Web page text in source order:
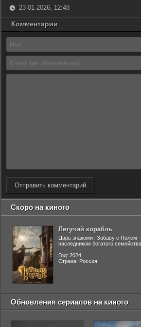
23-01-2026, 12:48
Комментарии
Отправить комментарий
Скоро на киного
Летучий корабль
Царь знакомит Забаву с Полем
наследником богатого
Год: 2024
Страна: Россия
Обновления сериалов на киного